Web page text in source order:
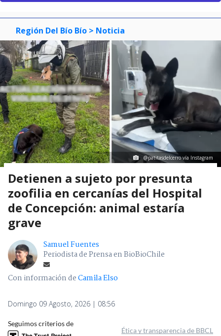
Región Del Bío Bío > Noticia
@patitasdelcerro vía Instagram
Detienen a sujeto por presunta
zoofilia en cercanías del Hospital
de Concepción: animal estaría
grave
Samuel Fuentes
Periodista de Prensa en BioBioChile
Con información deCamila Elso
Domingo 09 Agosto, 2026 | 08:56
Seguimos criterios de
Ética y transparencia de BBCL